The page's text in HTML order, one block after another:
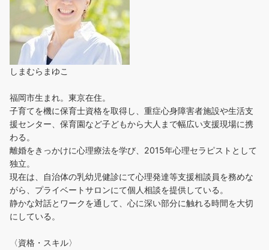
しまむらまゆこ
福岡市生まれ。東京在住。
子育てを機に保育士資格を取得し、重症心身障害者施設や生活支
援センター、保育園など子どもから大人まで幅広い支援現場に携
わる。
離婚をきっかけに心理療法を学び、2015年心理セラピストとして
独立。
現在は、自治体の乳幼児健診にて心理発達等支援相談員を務めな
がら、プライベートサロンにて個人相談を提供している。
静かな対話とワークを通して、心に深い部分に触れる時間を大切
にしている。
〈資格・スキル〉